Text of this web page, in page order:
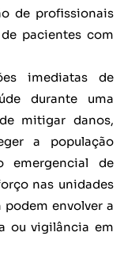
de profissionais
pacientes com
imediatas de
durante uma
mitigar danos,
a população
emergencial de
nas unidades
envolver a
ou vigilância em